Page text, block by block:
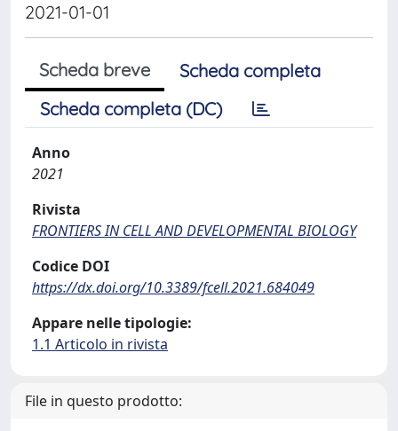
2021-01-01
Scheda breve
Scheda completa
Scheda completa (DC)
Anno
2021
Rivista
FRONTIERS IN CELL AND DEVELOPMENTAL BIOLOGY
Codice DOI
https://dx.doi.org/10.3389/fcell.2021.684049
Appare nelle tipologie:
1.1 Articolo in rivista
File in questo prodotto: